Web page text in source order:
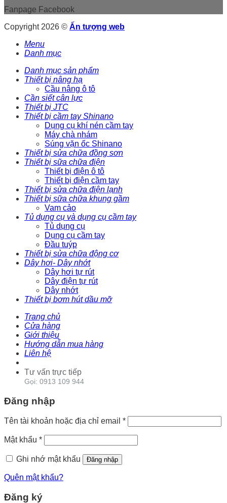
Fanpage Facebook
Copyright 2026 © Ấn tượng web
Menu
Danh mục
Danh mục sản phẩm
Thiết bị nâng hạ
Cầu nâng ô tô
Cần siết cân lực
Thiết bị JTC
Thiết bị cầm tay Shinano
Dụng cụ khí nén cầm tay
Máy chà nhám
Súng vặn ốc Shinano
Thiết bị sửa chữa đồng sơn
Thiết bị sữa chữa điện
Thiết bị điện ô tô
Thiết bị điện cầm tay
Thiết bị sửa chữa điện lạnh
Thiết bị sữa chữa khung gầm
Vam cảo
Tủ dụng cụ và dụng cụ cầm tay
Tủ dụng cụ
Dụng cụ cầm tay
Đầu tuýp
Thiết bị sửa chữa động cơ
Dây hơi- Dây nhớt
Dây hơi tự rút
Dây điện tự rút
Dây nhớt
Thiết bị bơm hút dầu mỡ
Trang chủ
Cửa hàng
Giới thiệu
Hướng dẫn mua hàng
Liên hệ
Tư vấn trực tiếp
Gọi: 0913 109 944
Đăng nhập
Tên tài khoản hoặc địa chỉ email *
Mật khẩu *
Ghi nhớ mật khẩu Đăng nhập
Quên mật khẩu?
Đăng ký